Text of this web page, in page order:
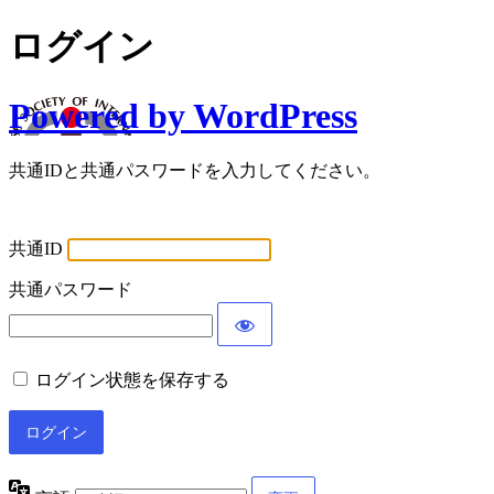
ログイン
Powered by WordPress
共通IDと共通パスワードを入力してください。
共通ID
共通パスワード
ログイン状態を保存する